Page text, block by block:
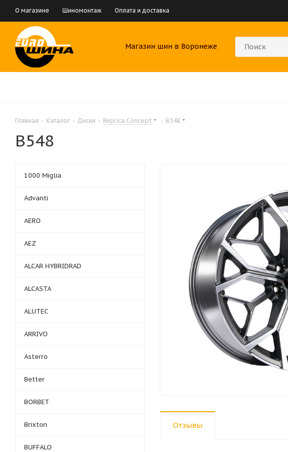
О магазине Шиномонтаж Оплата и доставка
Магазин шин в Воронеже
Главная - Каталог - Диски - Replica Concept - B548
B548
Отзывы
1000 Miglia
Advanti
AERO
AEZ
ALCAR HYBRIDRAD
ALCASTA
ALUTEC
ARRIVO
Asterro
Better
BORBET
Brixton
BUFFALO